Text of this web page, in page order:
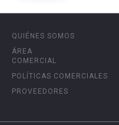
QUIÉNES SOMOS
ÁREA
COMERCIAL
POLÍTICAS COMERCIALES
PROVEEDORES